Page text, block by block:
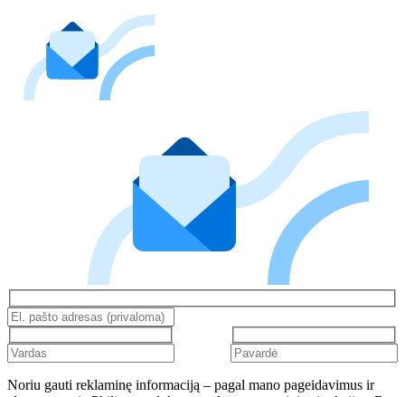
Noriu gauti reklaminę informaciją – pagal mano pageidavimus ir